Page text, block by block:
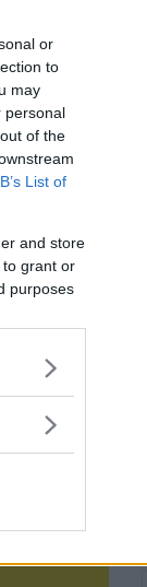
or
to
may
personal
of the
List of
and store
to grant or
purposes